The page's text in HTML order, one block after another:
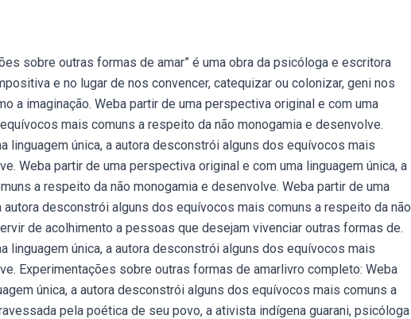
sobre outras formas de amar” é uma obra da psicóloga e escritora
e no lugar de nos convencer, catequizar ou colonizar, geni nos
a imaginação. Weba partir de uma perspectiva original e com uma
mais comuns a respeito da não monogamia e desenvolve.
linguagem única, a autora desconstrói alguns dos equívocos mais
Weba partir de uma perspectiva original e com uma linguagem única, a
a respeito da não monogamia e desenvolve. Weba partir de uma
desconstrói alguns dos equívocos mais comuns a respeito da não
de acolhimento a pessoas que desejam vivenciar outras formas de.
linguagem única, a autora desconstrói alguns dos equívocos mais
Experimentações sobre outras formas de amarlivro completo: Weba
única, a autora desconstrói alguns dos equívocos mais comuns a
pela poética de seu povo, a ativista indígena guarani, psicóloga